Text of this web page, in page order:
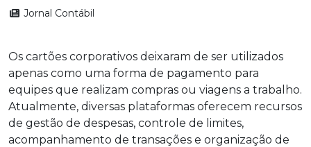
Jornal Contábil
Os cartões corporativos deixaram de ser utilizados
apenas como uma forma de pagamento para
equipes que realizam compras ou viagens a trabalho.
Atualmente, diversas plataformas oferecem recursos
de gestão de despesas, controle de limites,
acompanhamento de transações e organização de